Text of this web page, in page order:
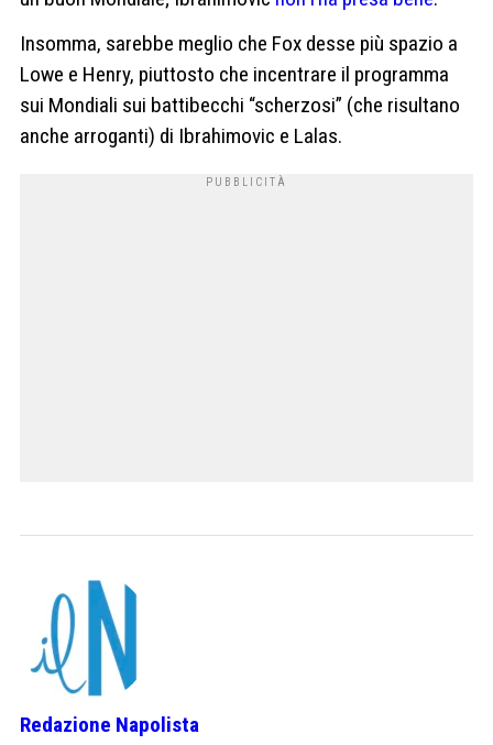
Insomma, sarebbe meglio che Fox desse più spazio a
Lowe e Henry, piuttosto che incentrare il programma
sui Mondiali sui battibecchi “scherzosi” (che risultano
anche arroganti) di Ibrahimovic e Lalas.
Redazione Napolista